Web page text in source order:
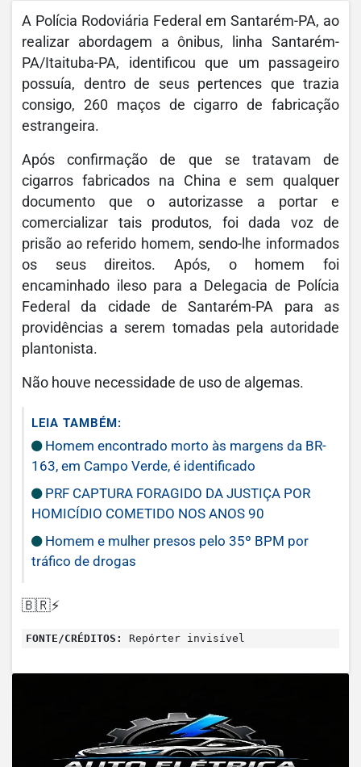
A Polícia Rodoviária Federal em Santarém-PA, ao
realizar abordagem a ônibus, linha Santarém-
PA/Itaituba-PA, identificou que um passageiro
possuía, dentro de seus pertences que trazia
consigo, 260 maços de cigarro de fabricação
estrangeira.
Após confirmação de que se tratavam de
cigarros fabricados na China e sem qualquer
documento que o autorizasse a portar e
comercializar tais produtos, foi dada voz de
prisão ao referido homem, sendo-lhe informados
os seus direitos. Após, o homem foi
encaminhado ileso para a Delegacia de Polícia
Federal da cidade de Santarém-PA para as
providências a serem tomadas pela autoridade
plantonista.
Não houve necessidade de uso de algemas.
LEIA TAMBÉM:
Homem encontrado morto às margens da BR-
163, em Campo Verde, é identificado
PRF CAPTURA FORAGIDO DA JUSTIÇA POR
HOMICÍDIO COMETIDO NOS ANOS 90
Homem e mulher presos pelo 35º BPM por
tráfico de drogas
🇧🇷⚡
FONTE/CRÉDITOS: Repórter invisível